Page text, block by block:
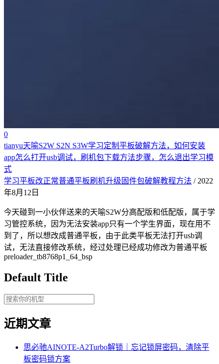
0
tianyu天喻S2W S2N S3W学习定制平板破解方法，如何安装
app怎么打开usb调试，刷机包下载方法步骤，怎么退出学习模
式
学习平板改正常普通平板刷机升级固件包破解教程方法 / 2022
年8月12日
今天碰到一小伙伴送来的天喻S2W分高配版和低配版，属于学
习管控系统，因为无法安装app只有一个学生界面，现在用不
到了，所以想改成普通平板，由于此类平板无法打开usb调
试，无法直接修改系统，经过处理已经成功修改为普通平板
preloader_tb8768p1_64_bsp
Default Title
近期文章
思必驰AINOTE‑A2Turbo解锁｜忘记锁屏密码，清除平
板密码锁方案